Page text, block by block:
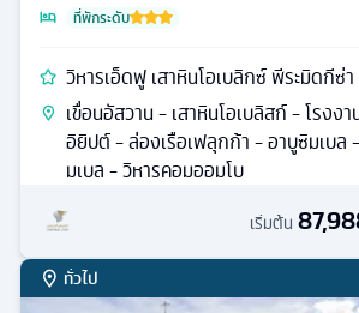
ที่พักระดับ
วิหารเอ็ดฟู เสาหินโอเบลิกซ์ พีระมิดกีซ่
เขื่อนอัสวาน - เสาหินโอเบลิสก์ - โรงง
อิยิปต์ - ล่องเรือเฟลุกก้า - อาบูซิมเบล
มเบล - วิหารคอมออมโบ
เริ่มต้น
ทั่วไป